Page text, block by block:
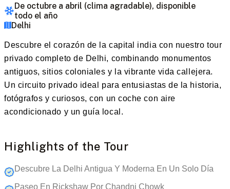
De octubre a abril (clima agradable), disponible
todo el año
Delhi
Descubre el corazón de la capital india con nuestro tour
privado completo de Delhi, combinando monumentos
antiguos, sitios coloniales y la vibrante vida callejera.
Un circuito privado ideal para entusiastas de la historia,
fotógrafos y curiosos, con un coche con aire
acondicionado y un guía local.
Highlights of the Tour
Descubre La Delhi Antigua Y Moderna En Un Solo Día
Paseo En Rickshaw Por Chandni Chowk